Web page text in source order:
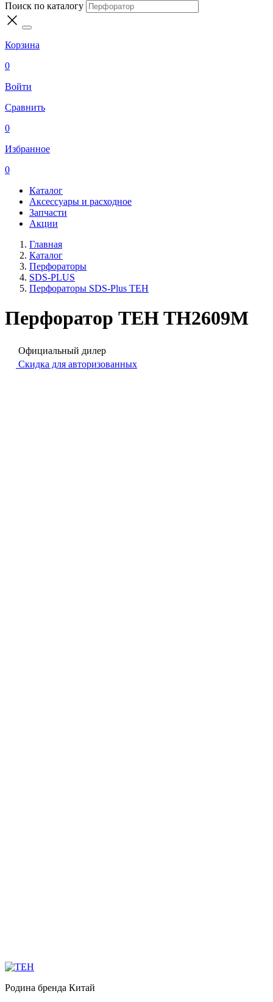
Поиск по каталогу
Корзина
0
Войти
Сравнить
0
Избранное
0
Каталог
Аксессуары и расходное
Запчасти
Акции
Главная
Каталог
Перфораторы
SDS-PLUS
Перфораторы SDS-Plus TEH
Перфоратор TEH TH2609M
Официальный дилер
Скидка для авторизованных
Родина бренда Китай